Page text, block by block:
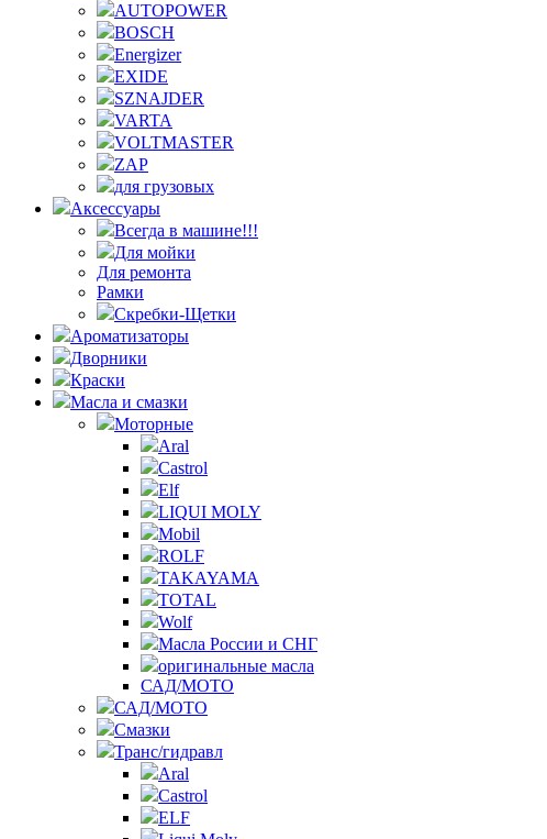
AUTOPOWER
BOSCH
Energizer
EXIDE
SZNAJDER
VARTA
VOLTMASTER
ZAP
для грузовых
Аксессуары
Всегда в машине!!!
Для мойки
Для ремонта
Рамки
Скребки-Щетки
Ароматизаторы
Дворники
Краски
Масла и смазки
Моторные
Aral
Castrol
Elf
LIQUI MOLY
Mobil
ROLF
TAKAYAMA
TOTAL
Wolf
Масла России и СНГ
оригинальные масла
САД/МОТО
САД/МОТО
Смазки
Транс/гидравл
Aral
Castrol
ELF